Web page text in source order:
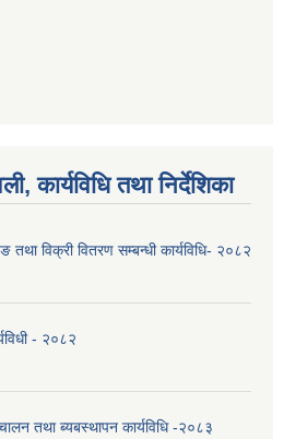
कार्यविधि तथा निर्देशिका
तथा विक्री वितरण सम्बन्धी कार्यविधि- २०८२
- २०८२
तथा ब्यबस्थापन कार्यविधि -२०८३